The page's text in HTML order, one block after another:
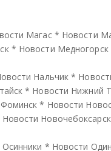
Магас* Новости
* Новости Медногорск
Нальчик *
* Новости Нижний
* Новости
Новости Новочебоксарск
* Новости